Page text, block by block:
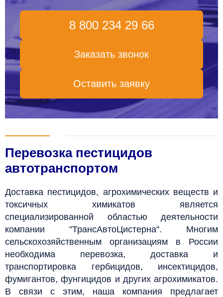
8 800 234 29 66
Заказать звонок
Оставить заявку
Перевозка пестицидов
автотранспортом
Доставка пестицидов, агрохимических веществ и
токсичных химикатов является
специализированной областью деятельности
компании "ТрансАвтоЦистерна". Многим
сельскохозяйственным организациям в России
необходима перевозка, доставка и
транспортировка гербицидов, инсектицидов,
фумигантов, фунгицидов и других агрохимикатов.
В связи с этим, наша компания предлагает